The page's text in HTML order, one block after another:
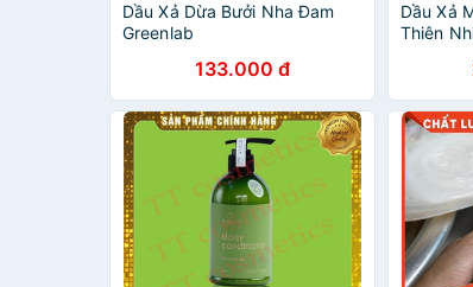
Dầu Xả Dừa Bưởi Nha Đam
Greenlab
133.000 đ
Dầu Xả
Thiên